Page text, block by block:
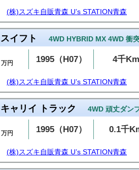
(株)スズキ自販青森 U’s STATION青森
スイフト 4WD HYBRID MX 4WD 衝
万円 1995（H07） 4千Km
(株)スズキ自販青森 U’s STATION青森
キャリイ トラック 4WD 頑丈ダン
万円 1995（H07） 0.1千
(株)スズキ自販青森 U’s STATION青森